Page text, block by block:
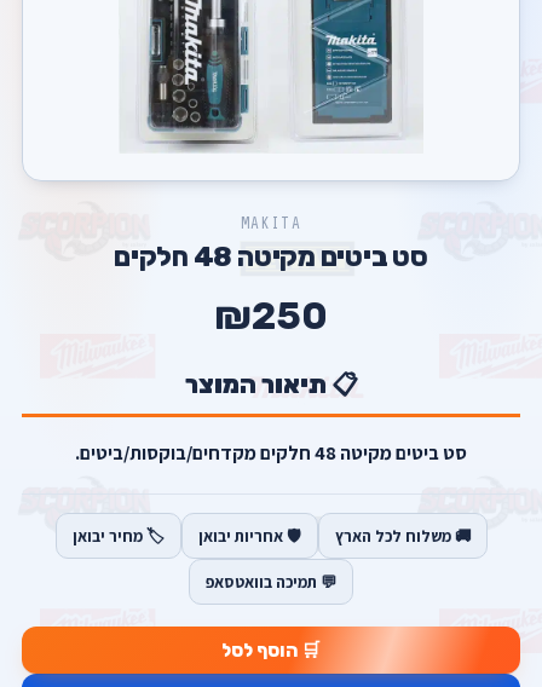
MAKITA
סט ביטים מקיטה 48 חלקים
₪250
📋 תיאור המוצר
סט ביטים מקיטה 48 חלקים מקדחים/בוקסות/ביטים.
🚚 משלוח לכל הארץ 🛡️ אחריות יבואן 🏷️ מחיר יבואן
💬 תמיכה בוואטסאפ
🛒 הוסף לסל